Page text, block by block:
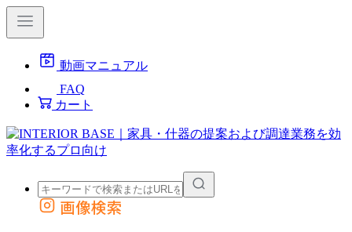
動画マニュアル
FAQ
カート
外部サイトの商品をカートに追加
画像検索